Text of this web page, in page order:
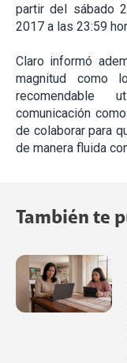
partir del sábado
2017 a las 23:59
Claro informó
magnitud como
recomendable
comunicación
de colaborar para
de manera fluida
También te